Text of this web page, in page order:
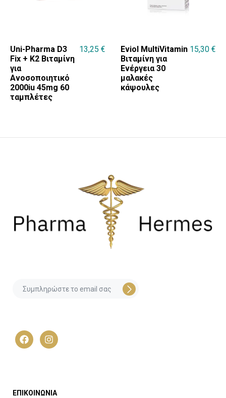
Uni-Pharma D3
Fix + K2 Βιταμίνη
για
Ανοσοποιητικό
2000iu 45mg 60
ταμπλέτες
13,25 €
Eviol MultiVitamin
Βιταμίνη για
Ενέργεια 30
μαλακές
κάψουλες
15,30 €
ΕΠΙΚΟΙΝΩΝΙΑ